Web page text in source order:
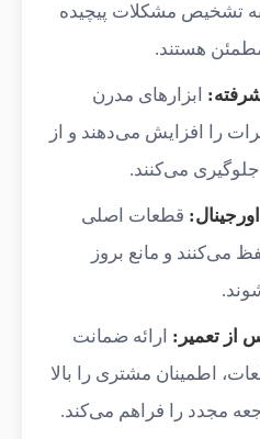
به تشخیص مشکلات پیچیده
هستند.
ابزارهای مدرن
را افزایش می‌دهند و از
می‌کنند.
قطعات اصلی
می‌کنند و مانع بروز
از تعمیر: ارائه ضمانت
اطمینان مشتری را بالا
مجدد را فراهم می‌کند.